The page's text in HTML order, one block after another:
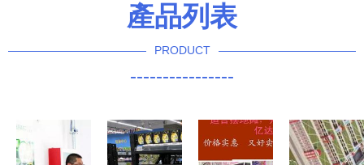
產品列表
PRODUCT
----------------